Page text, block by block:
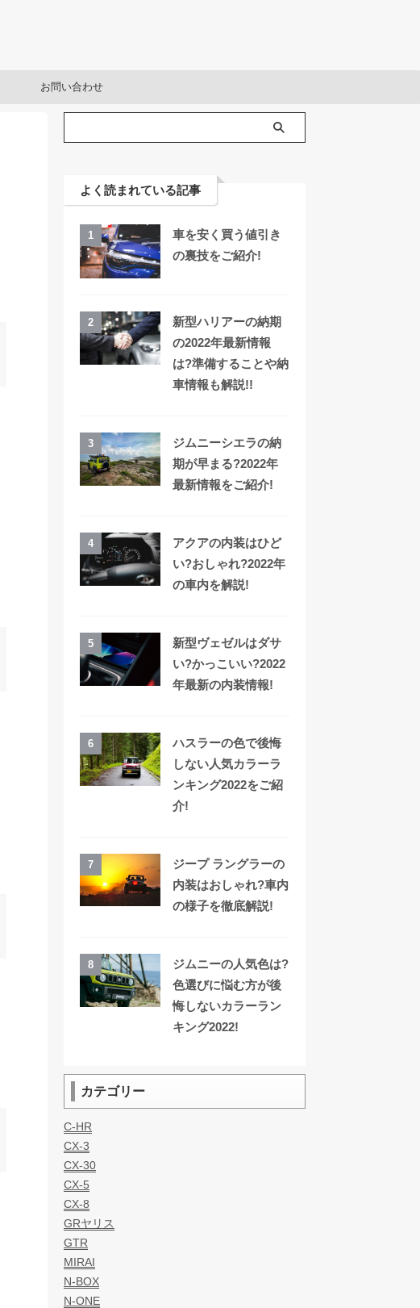
お問い合わせ
よく読まれている記事
1
車を安く買う値引き
の裏技をご紹介!
2
新型ハリアーの納期
の2022年最新情報
は?準備することや納
車情報も解説!!
3
ジムニーシエラの納
期が早まる?2022年
最新情報をご紹介!
4
アクアの内装はひど
い?おしゃれ?2022年
の車内を解説!
5
新型ヴェゼルはダサ
い?かっこいい?2022
年最新の内装情報!
6
ハスラーの色で後悔
しない人気カラーラ
ンキング2022をご紹
介!
7
ジープ ラングラーの
内装はおしゃれ?車内
の様子を徹底解説!
8
ジムニーの人気色は?
色選びに悩む方が後
悔しないカラーラン
キング2022!
カテゴリー
C-HR
CX-3
CX-30
CX-5
CX-8
GRヤリス
GTR
MIRAI
N-BOX
N-ONE